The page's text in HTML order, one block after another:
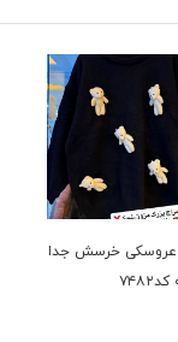
عروسکی خرسش جدا